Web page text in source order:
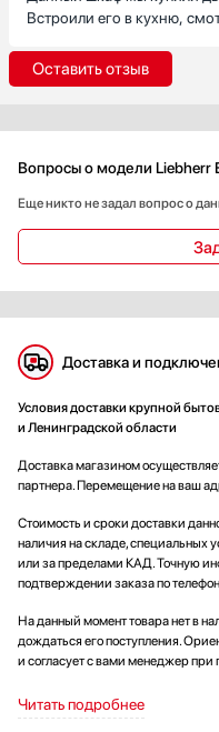
Встроили его в кухню,
Оставить отзыв
Вопросы о модели Liebherr
Еще никто не задал вопрос о
Доставка и
Условия доставки крупной
и Ленинградской области
Доставка магазином
партнера. Перемещение на ваш
Стоимость и сроки доставки
наличия на складе, специальных
или за пределами КАД. Точную
подтверждении заказа по
На данный момент товара нет в
дождаться его поступления.
и согласует с вами менеджер
Читать подробнее